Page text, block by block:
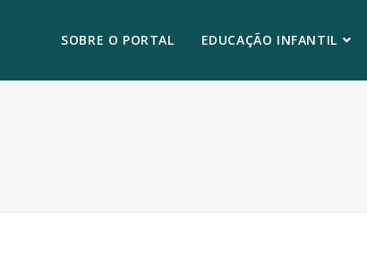
SOBRE O PORTAL EDUCAÇÃO INFANTIL